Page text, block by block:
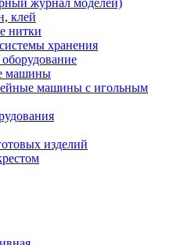
журнал моделей)
клей
нитки
хранения
машины
машины с игольным
изделий